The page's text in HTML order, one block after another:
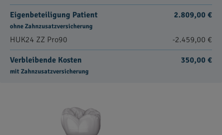
Eigenbeteiligung Patient
ohne Zahnzusatzversicherung
2.809,00 €
HUK24 ZZ Pro90 -2.459,00 €
Verbleibende Kosten
mit Zahnzusatzversicherung
350,00 €